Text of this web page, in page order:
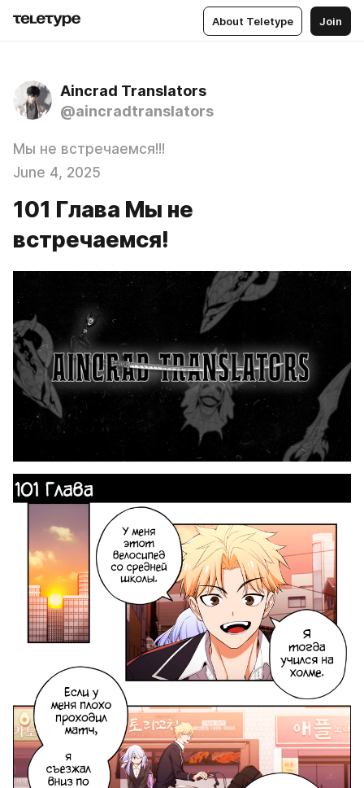
About Teletype Join
Aincrad Translators
@aincradtranslators
Мы не встречаемся!!!
June 4, 2025
101 Глава Мы не
встречаемся!